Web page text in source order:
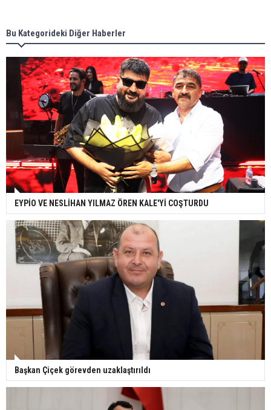
Bu Kategorideki Diğer Haberler
EYPİO VE NESLİHAN YILMAZ ÖREN KALE'Yİ COŞTURDU
Başkan Çiçek görevden uzaklaştırıldı